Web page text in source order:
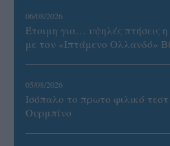
06/08/2026
Έτοιμη για… υψηλές πτήσεις
με τον «Ιπτάμενο Ολλανδό»
05/08/2026
Ισόπαλο το πρωτο φιλικό τεστ
Ουρμπίνο